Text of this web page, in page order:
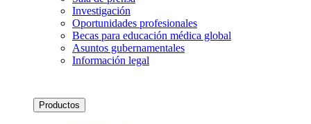
Investigación
Oportunidades profesionales
Becas para educación médica global
Asuntos gubernamentales
Información legal
Productos